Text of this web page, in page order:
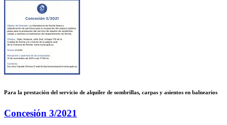
Para la prestación del servicio de alquiler de sombrillas, carpas y asientos en balnearios
Concesión 3/2021